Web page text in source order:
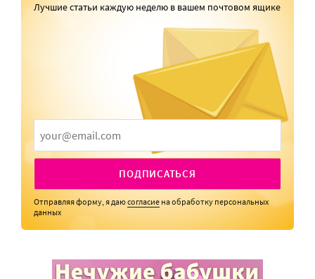
Лучшие статьи каждую неделю в вашем почтовом ящике
ПОДПИСАТЬСЯ
Отправляя форму, я даюсогласие на обработку персональных
данных